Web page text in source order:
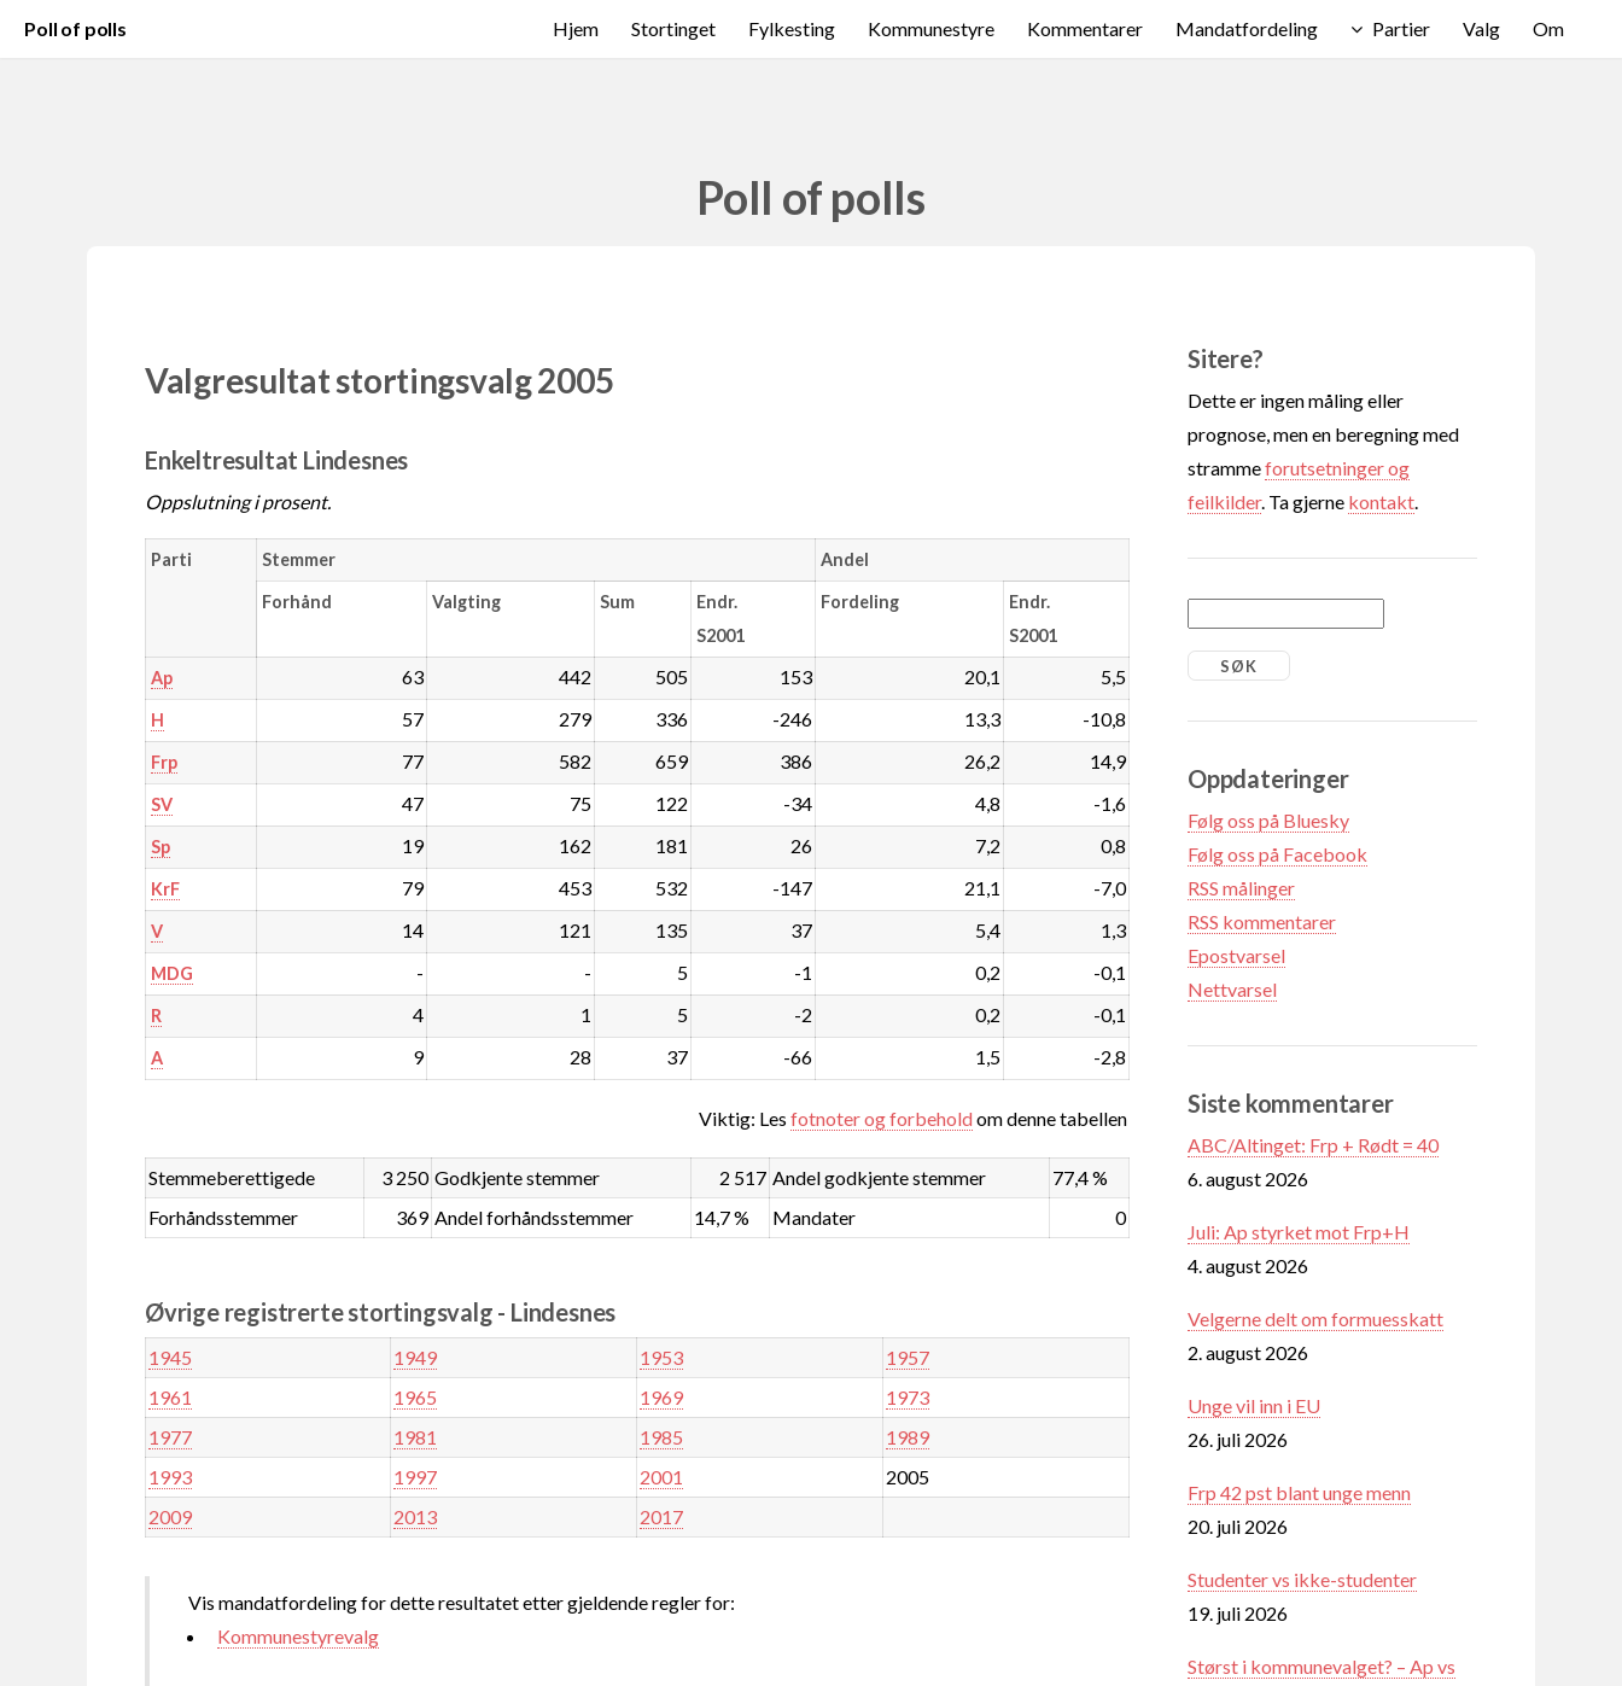
Poll of polls Hjem Stortinget Fylkesting Kommunestyre Kommentarer Mandatfordeling Partier Valg Om
Poll of polls
Valgresultat stortingsvalg 2005
Enkeltresultat Lindesnes
Oppslutning i prosent.
Parti Stemmer Andel
Forhånd Valgting Sum
Endr.
S2001
Fordeling
Endr.
S2001
Ap 63 442 505 153 20,1 5,5
H 57 279 336 -246 13,3 -10,8
Frp 77 582 659 386 26,2 14,9
SV 47 75 122 -34 4,8 -1,6
Sp 19 162 181 26 7,2 0,8
KrF 79 453 532 -147 21,1 -7,0
V 14 121 135 37 5,4 1,3
MDG - - 5 -1 0,2 -0,1
R 4 1 5 -2 0,2 -0,1
A 9 28 37 -66 1,5 -2,8
Viktig: Les fotnoter og forbeholdom denne tabellen
Stemmeberettigede 3 250 Godkjente stemmer 2 517 Andel godkjente stemmer
77,4 %
Forhåndsstemmer
369 Andel forhåndsstemmer 14,7 % Mandater 0
Øvrige registrerte stortingsvalg - Lindesnes
1945 1949 1953
1957
1961
1965 1969
1973
1977
1981 1985
1989
1993
1997 2001
2005
2009
2013 2017
Vis mandatfordeling for dette resultatet etter gjeldende regler for:
Kommunestyrevalg
Sitere?
Dette er ingen måling eller
prognose, men en beregning med
strammeforutsetninger og
feilkilder. Ta gjerne kontakt
Oppdateringer
Følg oss på Bluesky
Følg oss på Facebook
RSS målinger
RSS kommentarer
Epostvarsel
Nettvarsel
Siste kommentarer
ABC/Altinget: Frp + Rødt = 40
6. august 2026
Juli: Ap styrket mot Frp+H
4. august 2026
Velgerne delt om formuesskatt
2. august 2026
Unge vil inn i EU
26. juli 2026
Frp 42 pst blant unge menn
20. juli 2026
Studenter vs ikke-studenter
19. juli 2026
Størst i kommunevalget? – Ap vs